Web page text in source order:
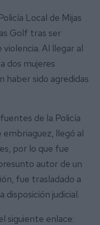
Local de Mijas
Golf tras ser
Al llegar al
dos mujeres
haber sido agredidas
de la Policía
embriaguez, llegó al
por lo que fue
autor de un
fue trasladado a
disposición judicial.
siguiente enlace: